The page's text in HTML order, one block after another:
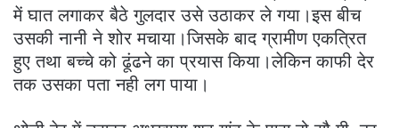
में घात लगाकर बैठे गुलदार उसे उठाकर ले गया।इस बीच
उसकी नानी ने शोर मचाया।जिसके बाद ग्रामीण एकत्रित
हुए तथा बच्चे को ढूंढने का प्रयास किया।लेकिन काफी देर
तक उसका पता नही लग पाया।